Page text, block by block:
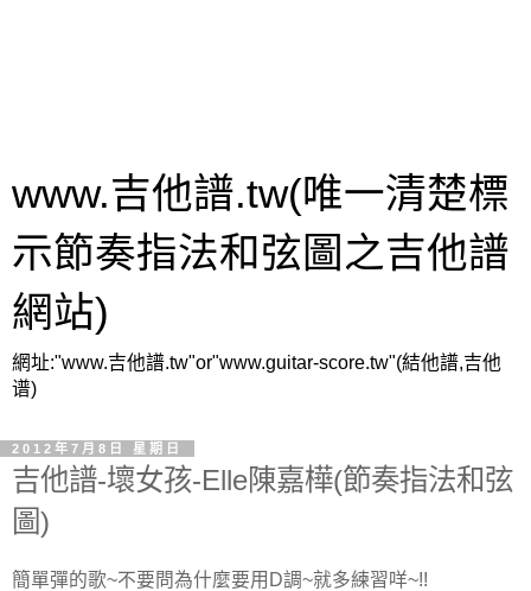
www.吉他譜.tw(唯一清楚標
示節奏指法和弦圖之吉他譜
網站)
網址:"www.吉他譜.tw"or"www.guitar-score.tw"(結他譜,吉他
谱)
2012年7月8日 星期日
吉他譜-壞女孩-Elle陳嘉樺(節奏指法和弦
圖)
簡單彈的歌~不要問為什麼要用D調~就多練習咩~!!